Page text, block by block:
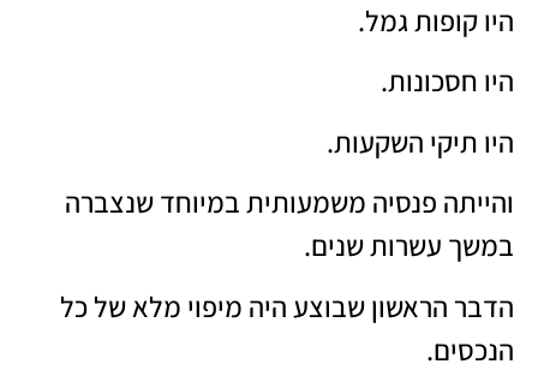
היו קופות גמל.
היו חסכונות.
היו תיקי השקעות.
והייתה פנסיה משמעותית במיוחד שנצברה
במשך עשרות שנים.
הדבר הראשון שבוצע היה מיפוי מלא של כל
הנכסים.